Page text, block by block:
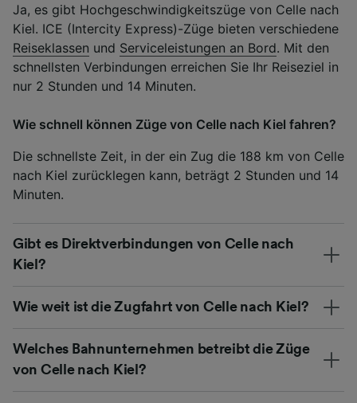
Ja, es gibt Hochgeschwindigkeitszüge von Celle nach
Kiel. ICE (Intercity Express)-Züge bieten verschiedene
Reiseklassen und Serviceleistungen an Bord. Mit den
schnellsten Verbindungen erreichen Sie Ihr Reiseziel in
nur 2 Stunden und 14 Minuten.
Wie schnell können Züge von Celle nach Kiel fahren?
Die schnellste Zeit, in der ein Zug die 188 km von Celle
nach Kiel zurücklegen kann, beträgt 2 Stunden und 14
Minuten.
Gibt es Direktverbindungen von Celle nach
Kiel?
Wie weit ist die Zugfahrt von Celle nach Kiel?
Welches Bahnunternehmen betreibt die Züge
von Celle nach Kiel?